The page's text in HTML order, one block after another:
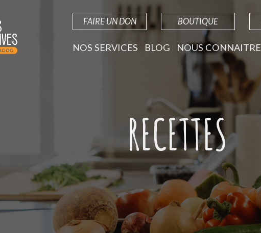
FAIRE UN DON BOUTIQUE
NOS SERVICES BLOG NOUS CONNAITRE
RECETTES